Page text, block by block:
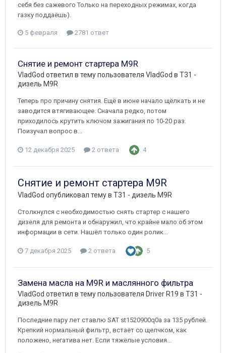
себя без сажевого Только на переходных режимах, когда
газку поддаёшь).
5 февраля 2781 ответ
Снятие и ремонт стартера M9R
VladGod ответил в тему пользователя VladGod в T31 -
дизель M9R
Теперь про причину снятия. Ещё в июне начало щёлкать и не
заводится втягивающее. Сначала редко, потом
приходилось крутить ключом зажигания по 10-20 раз.
Поизучал вопрос в...
12 декабря 2025 2 ответа 4
Снятие и ремонт стартера M9R
VladGod опубликовал тему в T31 - дизель M9R
Столкнулся с необходимостью снять стартер с нашего
дизеля для ремонта и обнаружил, что крайне мало об этом
информации в сети. Нашёл только один ролик...
7 декабря 2025 2 ответа 5
Замена масла на M9R и маслянного фильтра
VladGod ответил в тему пользователя Driver R19 в T31 -
дизель M9R
Последние пару лет ставлю SAT st1520900q0a за 135 рублей.
Крепкий нормальный фильтр, встаёт со щелчком, как
положено, негатива нет. Если тяжёлые условия...